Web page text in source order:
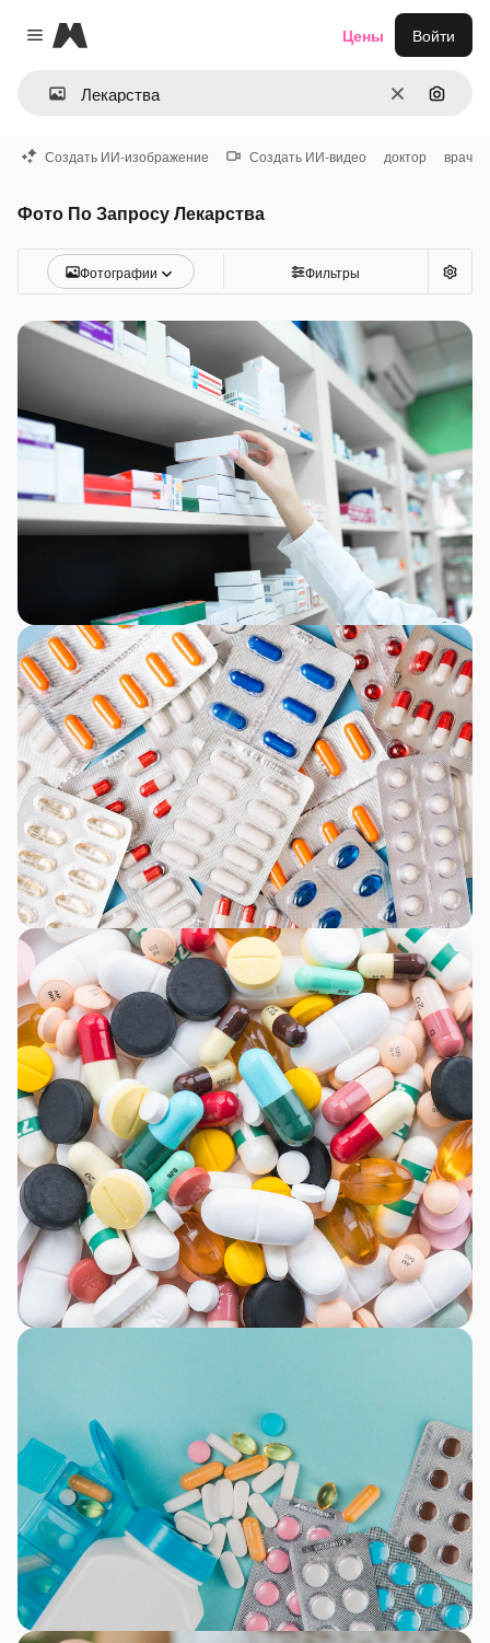
Close menu
Magnific
ОчиститьПоиск
Цены Войти
Создать ИИ-изображение Создать ИИ-видео доктор врач
Фото По Запросу Лекарства
Фотографии Фильтры